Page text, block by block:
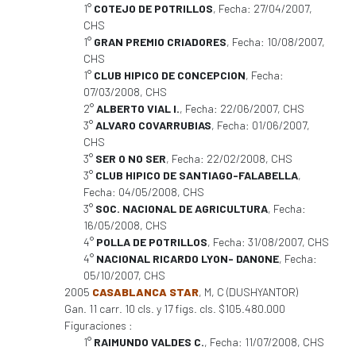
1° COTEJO DE POTRILLOS, Fecha: 27/04/2007,
CHS
1° GRAN PREMIO CRIADORES, Fecha: 10/08/2007,
CHS
1° CLUB HIPICO DE CONCEPCION, Fecha:
07/03/2008, CHS
2°ALBERTO VIAL I., Fecha: 22/06/2007, CHS
3°ALVARO COVARRUBIAS, Fecha: 01/06/2007,
CHS
3° SER O NO SER, Fecha: 22/02/2008, CHS
3° CLUB HIPICO DE SANTIAGO-FALABELLA,
Fecha: 04/05/2008, CHS
3° SOC. NACIONAL DE AGRICULTURA, Fecha:
16/05/2008, CHS
4° POLLA DE POTRILLOS, Fecha: 31/08/2007, CHS
4° NACIONAL RICARDO LYON- DANONE, Fecha:
05/10/2007, CHS
2005 CASABLANCA STAR, M, C (DUSHYANTOR)
Gan. 11 carr. 10 cls. y 17 figs. cls. $105.480.000
Figuraciones :
1° RAIMUNDO VALDES C., Fecha: 11/07/2008, CHS